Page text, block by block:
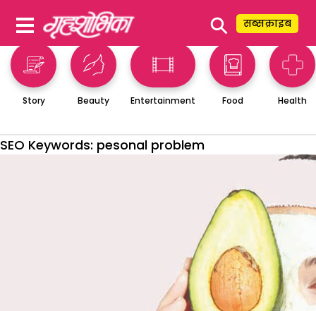
⚲ सब्सक्राइब
Story Beauty Entertainment Food Health
SEO Keywords: pesonal problem